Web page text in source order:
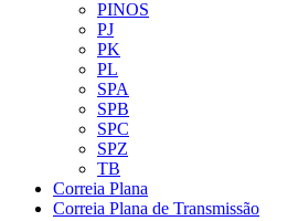
PINOS
PJ
PK
PL
SPA
SPB
SPC
SPZ
TB
Correia Plana
Correia Plana de Transmissão